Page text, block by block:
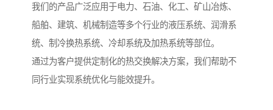
我们的产品广泛应用于电力、石油、化工、矿山冶炼、
船舶、建筑、机械制造等多个行业的液压系统、润滑系
统、制冷换热系统、冷却系统及加热系统等部位。
通过为客户提供定制化的热交换解决方案，我们帮助不
同行业实现系统优化与能效提升。